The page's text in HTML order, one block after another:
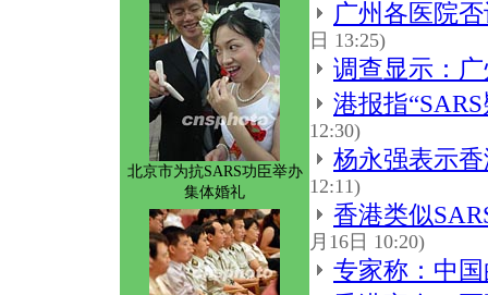
北京市为抗SARS功臣举办
集体婚礼
广州各医院
日 13:25)
调查显示：
港报指
12:30)
杨永强表示
12:11)
香港类似
月16日 10:20)
专家称：中